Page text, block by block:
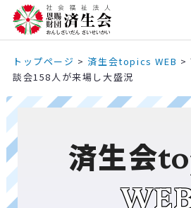
トップページ > 済生会topics WEB >
談会158人が来場し大盛況
済生会